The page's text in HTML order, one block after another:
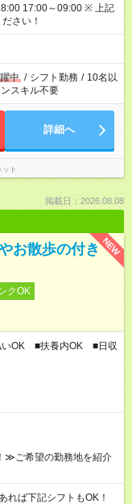
17:00～09:00 ※ 上記
さい！
中 / シフト勤務 / 10名以
スキル不要
詳細へ
ト
掲載日：2026.08.08
NEW
お散歩の付き
クOK
いOK ■扶養内OK ■日収
≫ご希望の勤務地を紹介